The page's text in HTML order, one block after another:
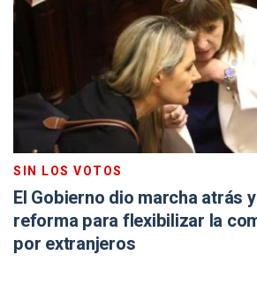
SIN LOS VOTOS
El Gobierno dio marcha atrás
reforma para flexibilizar la
por extranjeros